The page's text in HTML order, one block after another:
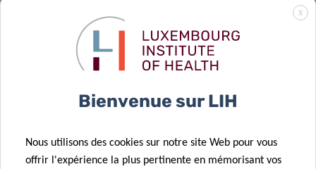
02 Fév 2026
Résultats de
FNR 2025
de grippe au
Luxembourg à
usées
14 Jan 2026
met en lumière
X
Bienvenue sur LIH
Nous utilisons des cookies sur notre site Web pour vous
offrir l'expérience la plus pertinente en mémorisant vos